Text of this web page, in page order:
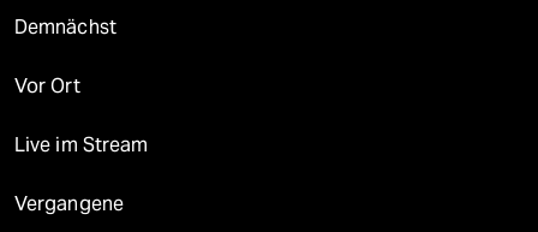
Demnächst
Vor Ort
Live im Stream
Vergangene